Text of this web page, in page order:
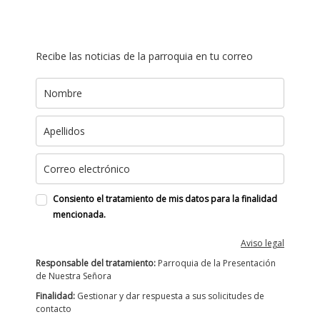
Recibe las noticias de la parroquia en tu correo
Consiento el tratamiento de mis datos para la finalidad
mencionada.
Aviso legal
Responsable del tratamiento: Parroquia de la Presentación
de Nuestra Señora
Finalidad: Gestionar y dar respuesta a sus solicitudes de
contacto